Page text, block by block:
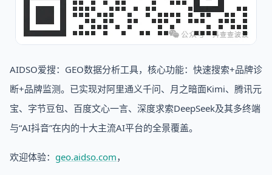
AIDSO爱搜：GEO数据分析工具，核心功能：快速搜索+品牌诊
断+品牌监测。已实现对阿里通义千问、月之暗面Kimi、腾讯元
宝、字节豆包、百度文心一言、深度求索DeepSeek及其多终端
与“AI抖音”在内的十大主流AI平台的全景覆盖。
欢迎体验： geo.aidso.com，